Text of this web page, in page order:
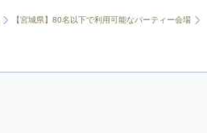
【宮城県】80名以下で利用可能なパーティー会場